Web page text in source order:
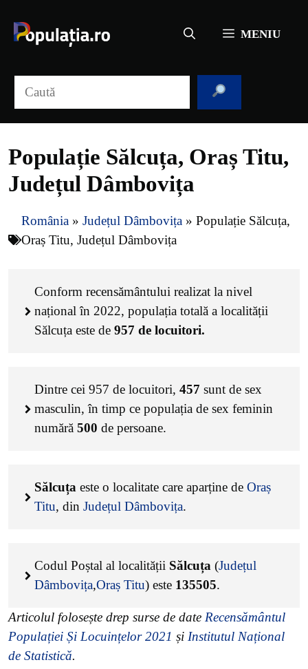
conținut
MENIU
Populație Sălcuța, Oraș Titu,
Județul Dâmbovița
România » Județul Dâmbovița » Populație Sălcuța,
Oraș Titu, Județul Dâmbovița
Conform recensământului realizat la nivel
național în 2022, populația totală a localității
Sălcuța este de 957 de locuitori.
Dintre cei 957 de locuitori, 457 sunt de sex
masculin, în timp ce populația de sex feminin
numără 500 de persoane.
Sălcuța este o localitate care aparține de Oraș
Titu, din Județul Dâmbovița.
Codul Poștal al localității Sălcuța (Județul
Dâmbovița,Oraș Titu) este 135505.
Articolul folosește drep surse de date Recensământul
Populației Și Locuințelor 2021 și Institutul Național
de Statistică.